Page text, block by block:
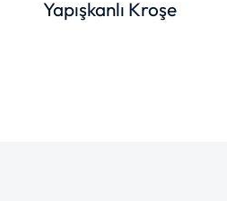
Yapışkanlı Kroşe